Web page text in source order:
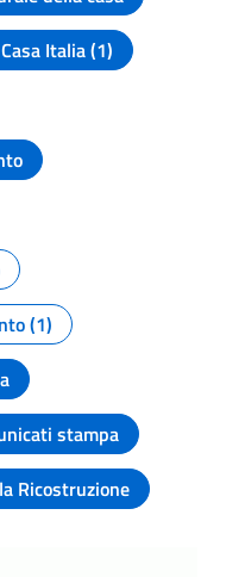
Italia (1)
(1)
stampa
Ricostruzione